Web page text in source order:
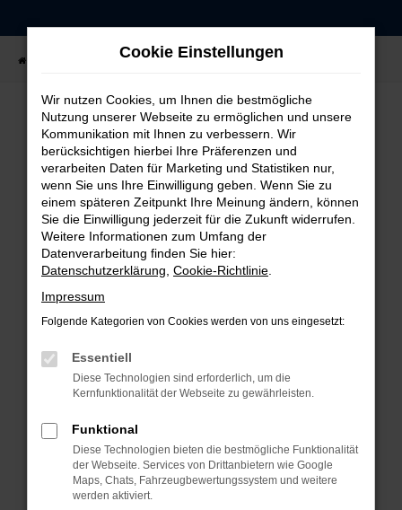
Zum
springen
Fahrzeugangebote Fahrzeug-Showroom
FEHLER: NETWORK ERROR
Beim Laden ist ein Fehler aufgetreten.
Hier sind ein paar Tipps, die dir helfen können:
Überprüfe deine Firewall und deine
Internetverbindung.
Suchmaschine?
Manche Erweiterungen, wie Werbeblocker,
können das Laden bestimmter Seiten
verhindern. Funktioniert die Seite in einem
Fenster?
Starte dein Gerät neu.
Das kann manchmal helfen, vorübergehende
Probleme zu beheben.
Cookie Einstellungen
Wir nutzen Cookies, um Ihnen die bestmögliche
Nutzung unserer Webseite zu ermöglichen und unsere
Kommunikation mit Ihnen zu verbessern. Wir
berücksichtigen hierbei Ihre Präferenzen und
verarbeiten Daten für Marketing und Statistiken nur,
wenn Sie uns Ihre Einwilligung geben. Wenn Sie zu
einem späteren Zeitpunkt Ihre Meinung ändern, können
Sie die Einwilligung jederzeit für die Zukunft widerrufen.
Weitere Informationen zum Umfang der
Datenverarbeitung finden Sie hier:
Datenschutzerklärung Cookie-Richtlinie
Impressum
Folgende Kategorien von Cookies werden von uns eingesetzt:
Essentiell
Diese Technologien sind erforderlich, um die
Kernfunktionalität der Webseite zu gewährleisten.
Funktional
Diese Technologien bieten die bestmögliche Funktionalität
der Webseite. Services von Drittanbietern wie Google
Maps, Chats, Fahrzeugbewertungssystem und weitere
werden aktiviert.